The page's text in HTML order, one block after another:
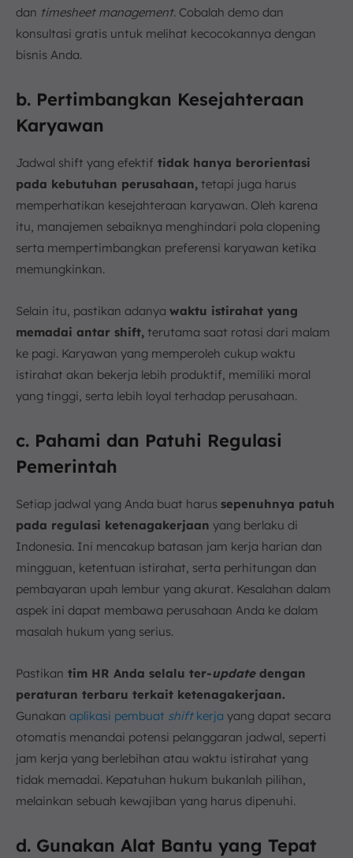
dan timesheet management. Cobalah demo dan
konsultasi gratis untuk melihat kecocokannya dengan
bisnis Anda.
b. Pertimbangkan Kesejahteraan
Karyawan
Jadwal shift yang efektif tidak hanya berorientasi
pada kebutuhan perusahaan, tetapi juga harus
memperhatikan kesejahteraan karyawan. Oleh karena
itu, manajemen sebaiknya menghindari pola clopening
serta mempertimbangkan preferensi karyawan ketika
memungkinkan.
Selain itu, pastikan adanya waktu istirahat yang
memadai antar shift, terutama saat rotasi dari malam
ke pagi. Karyawan yang memperoleh cukup waktu
istirahat akan bekerja lebih produktif, memiliki moral
yang tinggi, serta lebih loyal terhadap perusahaan.
c. Pahami dan Patuhi Regulasi
Pemerintah
Setiap jadwal yang Anda buat harus sepenuhnya patuh
pada regulasi ketenagakerjaan yang berlaku di
Indonesia. Ini mencakup batasan jam kerja harian dan
mingguan, ketentuan istirahat, serta perhitungan dan
pembayaran upah lembur yang akurat. Kesalahan dalam
aspek ini dapat membawa perusahaan Anda ke dalam
masalah hukum yang serius.
Pastikan tim HR Anda selalu ter-updatedengan
peraturan terbaru terkait ketenagakerjaan.
Gunakan aplikasi pembuat shiftkerja yang dapat secara
otomatis menandai potensi pelanggaran jadwal, seperti
jam kerja yang berlebihan atau waktu istirahat yang
tidak memadai. Kepatuhan hukum bukanlah pilihan,
melainkan sebuah kewajiban yang harus dipenuhi.
d. Gunakan Alat Bantu yang Tepat